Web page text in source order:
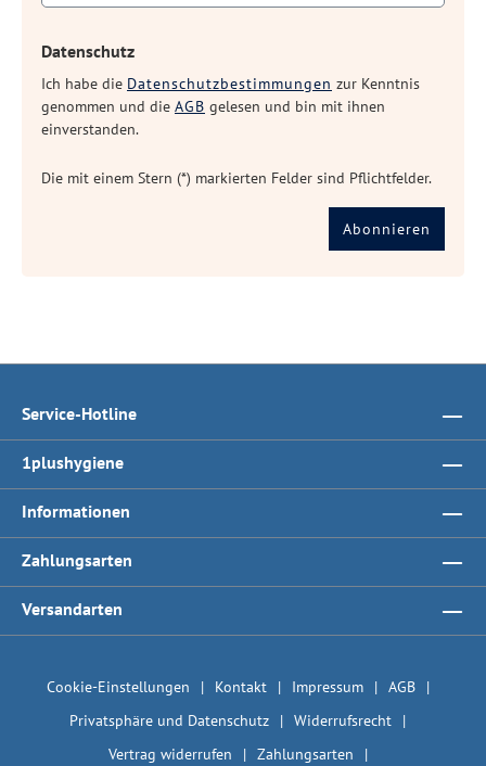
Datenschutz
Ich habe die Datenschutzbestimmungen zur Kenntnis
genommen und die AGB gelesen und bin mit ihnen
einverstanden.
Die mit einem Stern (*) markierten Felder sind Pflichtfelder.
Abonnieren
Service-Hotline
1plushygiene
Informationen
Zahlungsarten
Versandarten
Cookie-Einstellungen Kontakt Impressum
AGB
Privatsphäre und Datenschutz
Widerrufsrecht
Vertrag widerrufen
Zahlungsarten